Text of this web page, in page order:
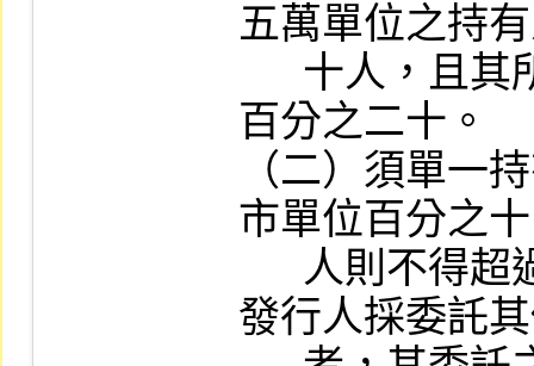
五萬單位之持
百分之二十。
（二）須單一
市單位百分之
發行人採委託